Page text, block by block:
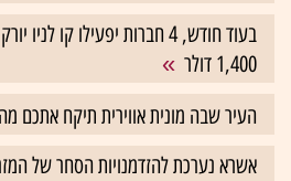
בעוד חודש, 4 חברות יפעילו קו
1,400 דולר
העיר שבה מונית אווירית תיקח אתכם
אשרא נערכת להזדמנויות הסחר של